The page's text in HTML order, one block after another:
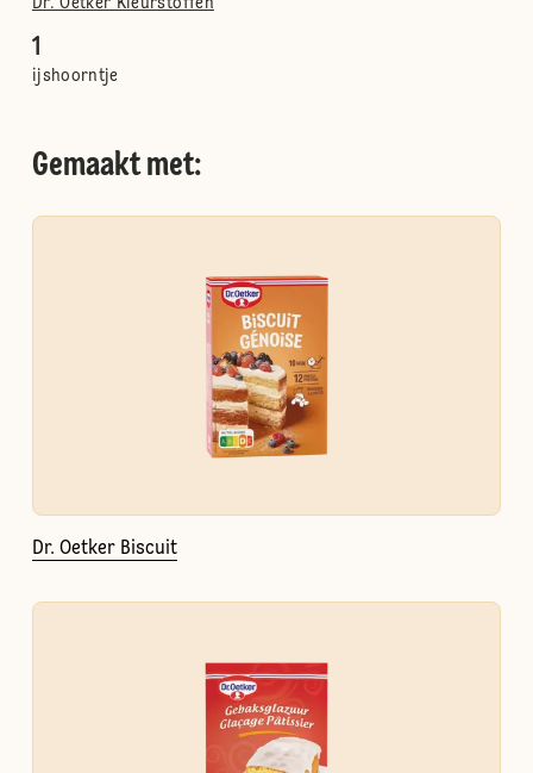
Dr. Oetker Kleurstoffen
1
ijshoorntje
Gemaakt met:
Dr. Oetker Biscuit